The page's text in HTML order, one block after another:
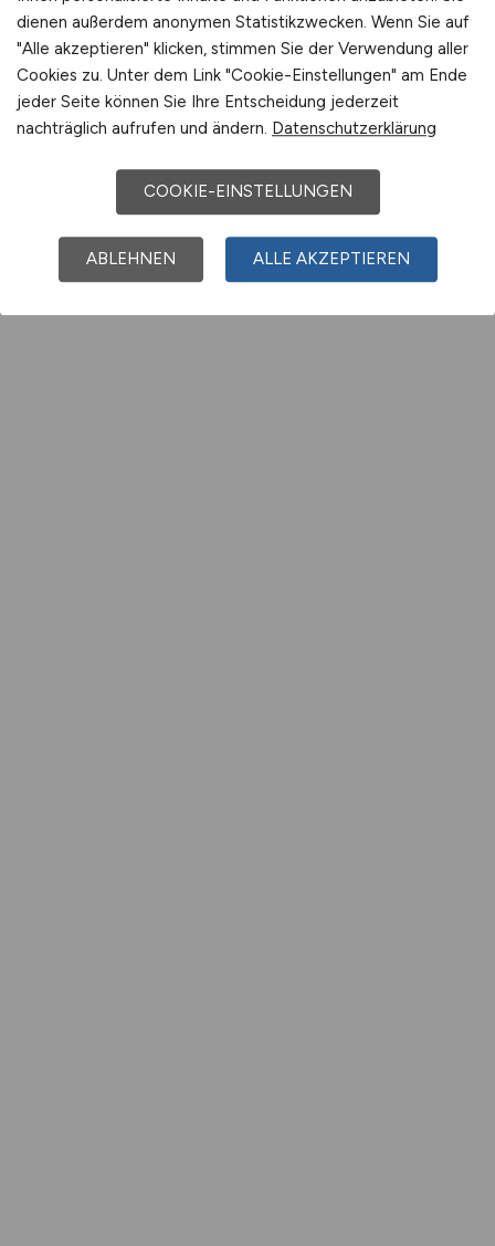
dienen außerdem anonymen Statistikzwecken. Wenn Sie auf
"Alle akzeptieren" klicken, stimmen Sie der Verwendung aller
Cookies zu. Unter dem Link "Cookie-Einstellungen" am Ende
jeder Seite können Sie Ihre Entscheidung jederzeit
nachträglich aufrufen und ändern. Datenschutzerklärung
COOKIE-EINSTELLUNGEN
ABLEHNEN ALLE AKZEPTIEREN